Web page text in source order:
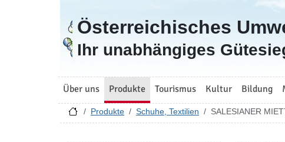
Zur Startseite
Österreichisches
Ihr unabhängiges
Über uns Produkte Tourismus Kultur Bildung
Produkte Schuhe, Textilien SALESIANER